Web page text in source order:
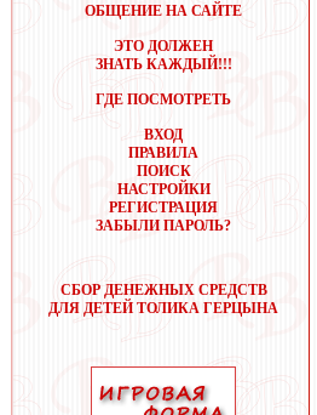
ОБЩЕНИЕ НА САЙТЕ
ЭТО ДОЛЖЕН
ЗНАТЬ КАЖДЫЙ!!!
ГДЕ ПОСМОТРЕТЬ
ВХОД
ПРАВИЛА
ПОИСК
НАСТРОЙКИ
РЕГИСТРАЦИЯ
ЗАБЫЛИ ПАРОЛЬ?
СБОР ДЕНЕЖНЫХ СРЕДСТВ
ДЛЯ ДЕТЕЙ ТОЛИКА ГЕРЦЫНА